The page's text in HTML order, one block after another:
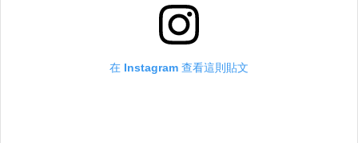
在 Instagram 查看這則貼文